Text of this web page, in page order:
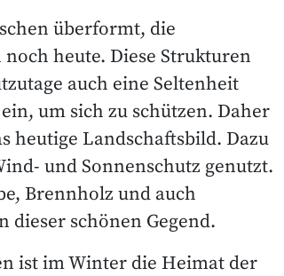
überformt, die
heute. Diese Strukturen
auch eine Seltenheit
um sich zu schützen. Daher
heutige Landschaftsbild. Dazu
und Sonnenschutz genutzt.
Brennholz und auch
schönen Gegend.
ist im Winter die Heimat der